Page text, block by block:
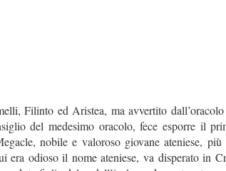
Filinto ed Aristea, ma avvertito
del medesimo oracolo, fece esporre il
nobile e valoroso giovane ateniese,
odioso il nome ateniese, va disperato in